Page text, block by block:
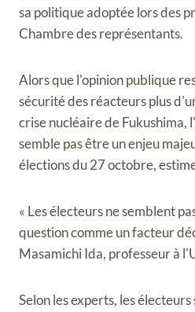
sa politique adoptée lors des
Chambre des représentants.
Alors que l'opinion publique
sécurité des réacteurs plus
crise nucléaire de Fukushima,
semble pas être un enjeu
élections du 27 octobre,
« Les électeurs ne semblent
question comme un facteur
Masamichi Ida, professeur à
Selon les experts, les